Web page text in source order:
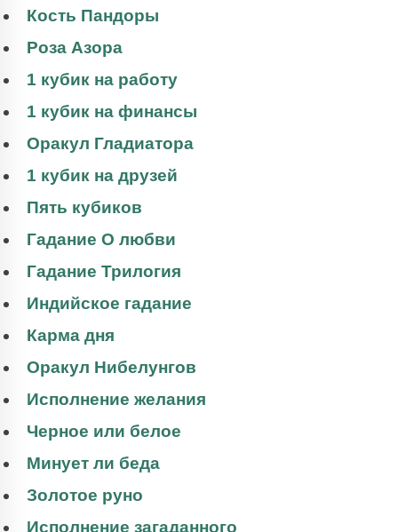
Кость Пандоры
Роза Азора
1 кубик на работу
1 кубик на финансы
Оракул Гладиатора
1 кубик на друзей
Пять кубиков
Гадание О любви
Гадание Трилогия
Индийское гадание
Карма дня
Оракул Нибелунгов
Исполнение желания
Черное или белое
Минует ли беда
Золотое руно
Исполнение загаданного